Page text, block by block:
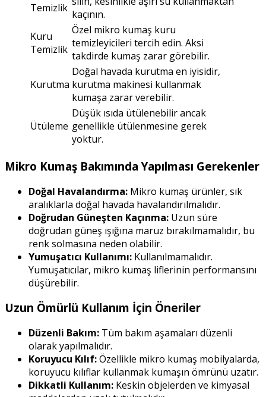
Temizlik kaçının.
Kuru
Temizlik
Özel mikro kumaş kuru
temizleyicileri tercih edin. Aksi
takdirde kumaş zarar görebilir.
Kurutma
Doğal havada kurutma en iyisidir,
kurutma makinesi kullanmak
kumaşa zarar verebilir.
Ütüleme
Düşük ısıda ütülenebilir ancak
genellikle ütülenmesine gerek
yoktur.
Mikro Kumaş Bakımında Yapılması Gerekenler
Doğal Havalandırma: Mikro kumaş ürünler, sık
aralıklarla doğal havada havalandırılmalıdır.
Doğrudan Güneşten Kaçınma: Uzun süre
doğrudan güneş ışığına maruz bırakılmamalıdır, bu
renk solmasına neden olabilir.
Yumuşatıcı Kullanımı: Kullanılmamalıdır.
Yumuşatıcılar, mikro kumaş liflerinin performansını
düşürebilir.
Uzun Ömürlü Kullanım İçin Öneriler
Düzenli Bakım: Tüm bakım aşamaları düzenli
olarak yapılmalıdır.
Koruyucu Kılıf:Özellikle mikro kumaş mobilyalarda,
koruyucu kılıflar kullanmak kumaşın ömrünü uzatır.
Dikkatli Kullanım: Keskin objelerden ve kimyasal